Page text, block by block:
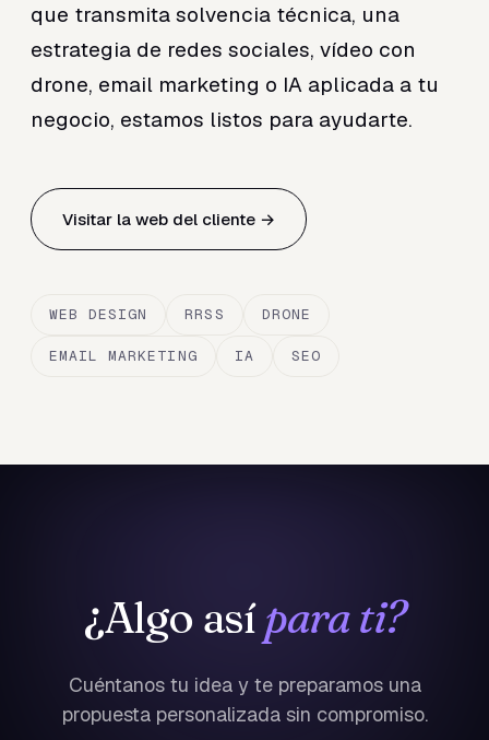
que transmita solvencia técnica, una
estrategia de redes sociales, vídeo con
drone, email marketing o IA aplicada a tu
negocio, estamos listos para ayudarte.
Visitar la web del cliente →
WEB DESIGN RRSS DRONE
EMAIL MARKETING IA SEO
¿Algo asípara ti?
Cuéntanos tu idea y te preparamos una
propuesta personalizada sin compromiso.